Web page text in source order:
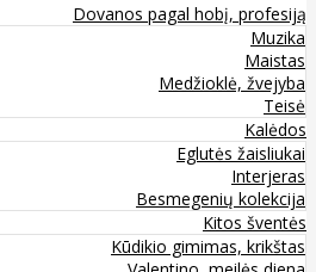
Dovanos pagal hobį, profesiją
Muzika
Maistas
Medžioklė, žvejyba
Teisė
Kalėdos
Eglutės žaisliukai
Interjeras
Besmegenių kolekcija
Kitos šventės
Kūdikio gimimas, krikštas